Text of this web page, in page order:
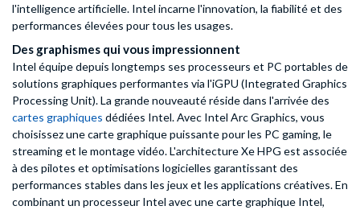
l'intelligence artificielle. Intel incarne l'innovation, la fiabilité et des
performances élevées pour tous les usages.
Des graphismes qui vous impressionnent
Intel équipe depuis longtemps ses processeurs et PC portables de
solutions graphiques performantes via l'iGPU (Integrated Graphics
Processing Unit). La grande nouveauté réside dans l'arrivée des
cartes graphiques dédiées Intel. Avec Intel Arc Graphics, vous
choisissez une carte graphique puissante pour les PC gaming, le
streaming et le montage vidéo. L'architecture Xe HPG est associée
à des pilotes et optimisations logicielles garantissant des
performances stables dans les jeux et les applications créatives. En
combinant un processeur Intel avec une carte graphique Intel,